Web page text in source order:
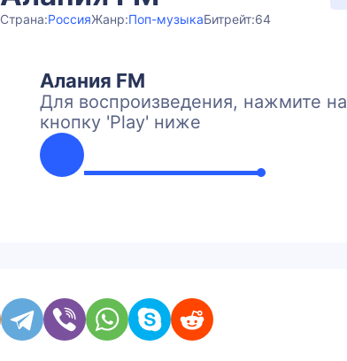
Страна:РоссияЖанр:Поп-музыкаБитрейт:64
Алания FM
Для воспроизведения, нажмите на
кнопку 'Play' ниже